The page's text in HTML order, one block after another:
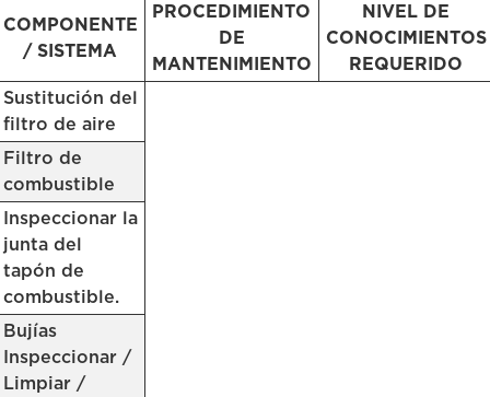
COMPONENTE
/ SISTEMA
PROCEDIMIENTO
DE
MANTENIMIENTO
NIVEL DE
CONOCIMIENTOS
REQUERIDO
Sustitución del
filtro de aire
Filtro de
combustible
Inspeccionar la
junta del
tapón de
combustible.
Bujías
Inspeccionar /
Limpiar /